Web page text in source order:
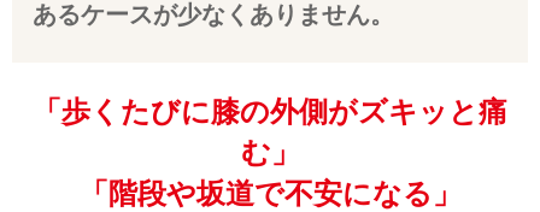
あるケースが少なくありません。
「歩くたびに膝の外側がズキッと痛
む」
「階段や坂道で不安になる」